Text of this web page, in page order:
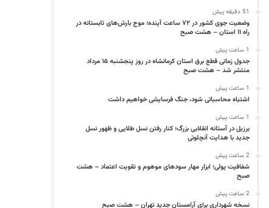
51 دقیقه پیش
وضعیت جوی کشور در ۷۲ ساعت آینده؛ موج بارش‌های تابستانه در
راه ۱۱ استان – هشت صبح
1 ساعت پیش
جدول زمانی قطع برق استان کرمانشاه در روز پنجشنبه ۱۵ مرداد
منتشر شد – هشت صبح
1 ساعت پیش
اشتباه محاسباتی شود، جنگ فرسایشی خواهیم داشت
1 ساعت پیش
برزیل در آستانه انقلابی بزرگ؛ کنار رفتن نسل طلایی و ظهور نسل
جدید با هدایت آنچلوتی
2 ساعت پیش
شفافیت پولی؛ ابزار مهار سودهای موهوم و تقویت اعتماد – هشت
صبح
2 ساعت پیش
نسخه شهرداری برای آرامستان جدید تهران – هشت صبح